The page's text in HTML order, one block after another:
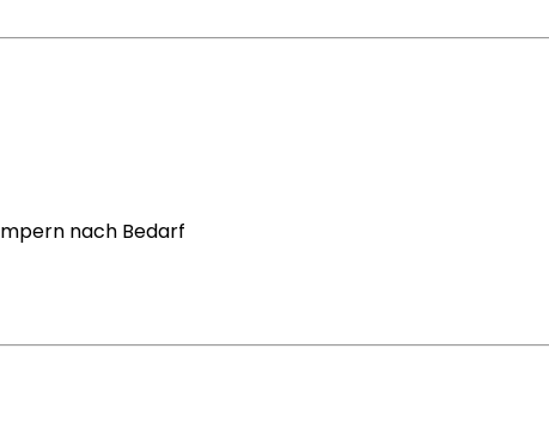
nach Bedarf